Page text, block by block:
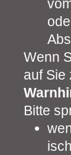
Wenn
auf Sie
Bitte